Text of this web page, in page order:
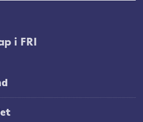
i FRI